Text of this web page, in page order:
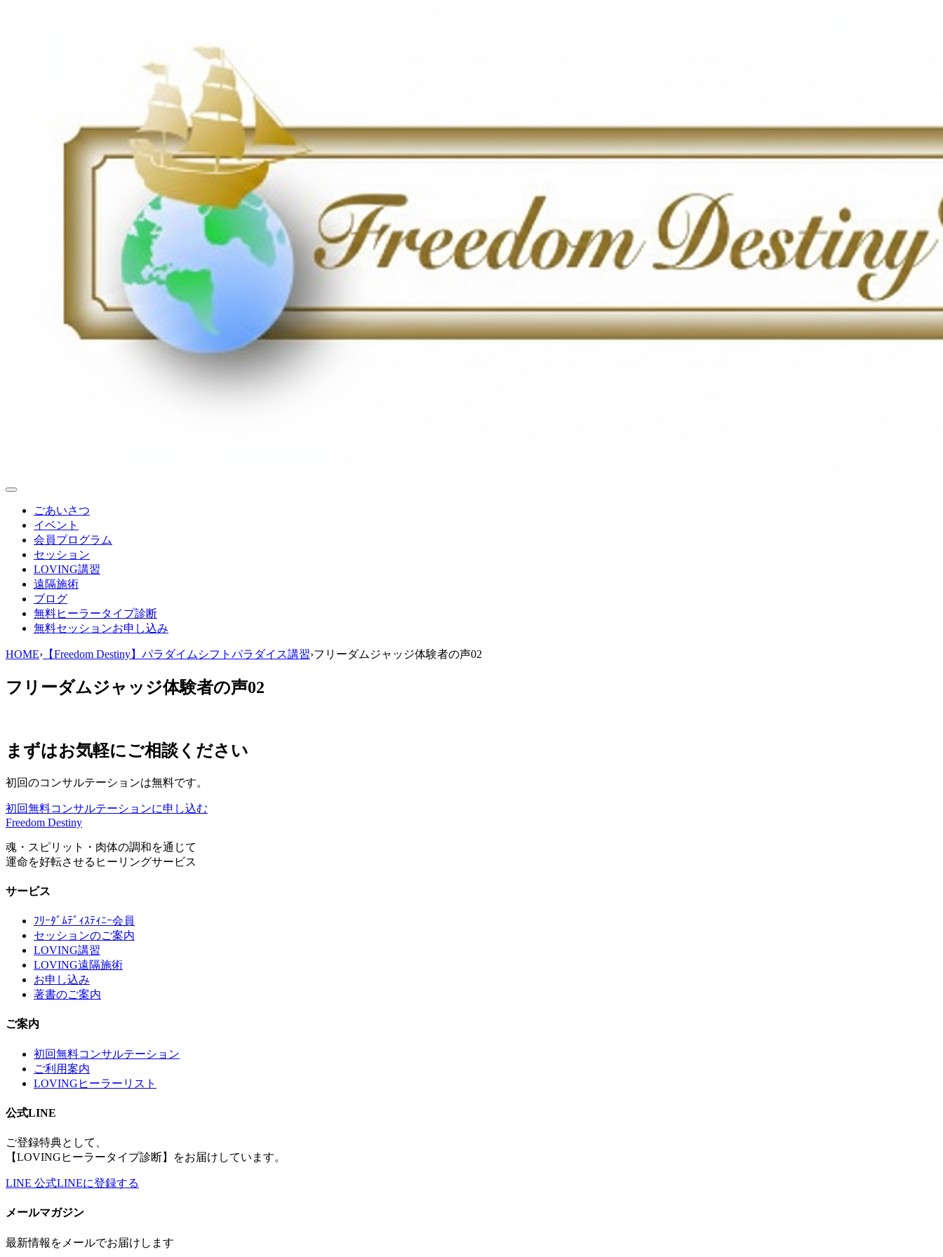
ごあいさつ
イベント
会員プログラム
セッション
LOVING講習
遠隔施術
ブログ
無料ヒーラータイプ診断
無料セッションお申し込み
HOME› 【Freedom Destiny】パラダイムシフトパラダイス講習›フリーダムジャッジ体験者の声02
フリーダムジャッジ体験者の声02
まずはお気軽にご相談ください
初回のコンサルテーションは無料です。
初回無料コンサルテーションに申し込む
Freedom Destiny
魂・スピリット・肉体の調和を通じて
運命を好転させるヒーリングサービス
サービス
ﾌﾘｰﾀﾞﾑﾃﾞｨｽﾃｨﾆｰ会員
セッションのご案内
LOVING講習
LOVING遠隔施術
お申し込み
著書のご案内
ご案内
初回無料コンサルテーション
ご利用案内
LOVINGヒーラーリスト
公式LINE
ご登録特典として、
【LOVINGヒーラータイプ診断】をお届けしています。
LINE 公式LINEに登録する
メールマガジン
最新情報をメールでお届けします